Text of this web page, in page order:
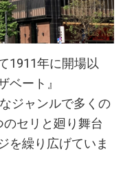
1911年に開場以
ベート』
ジャンルで多くの
セリと廻り舞台
を繰り広げていま